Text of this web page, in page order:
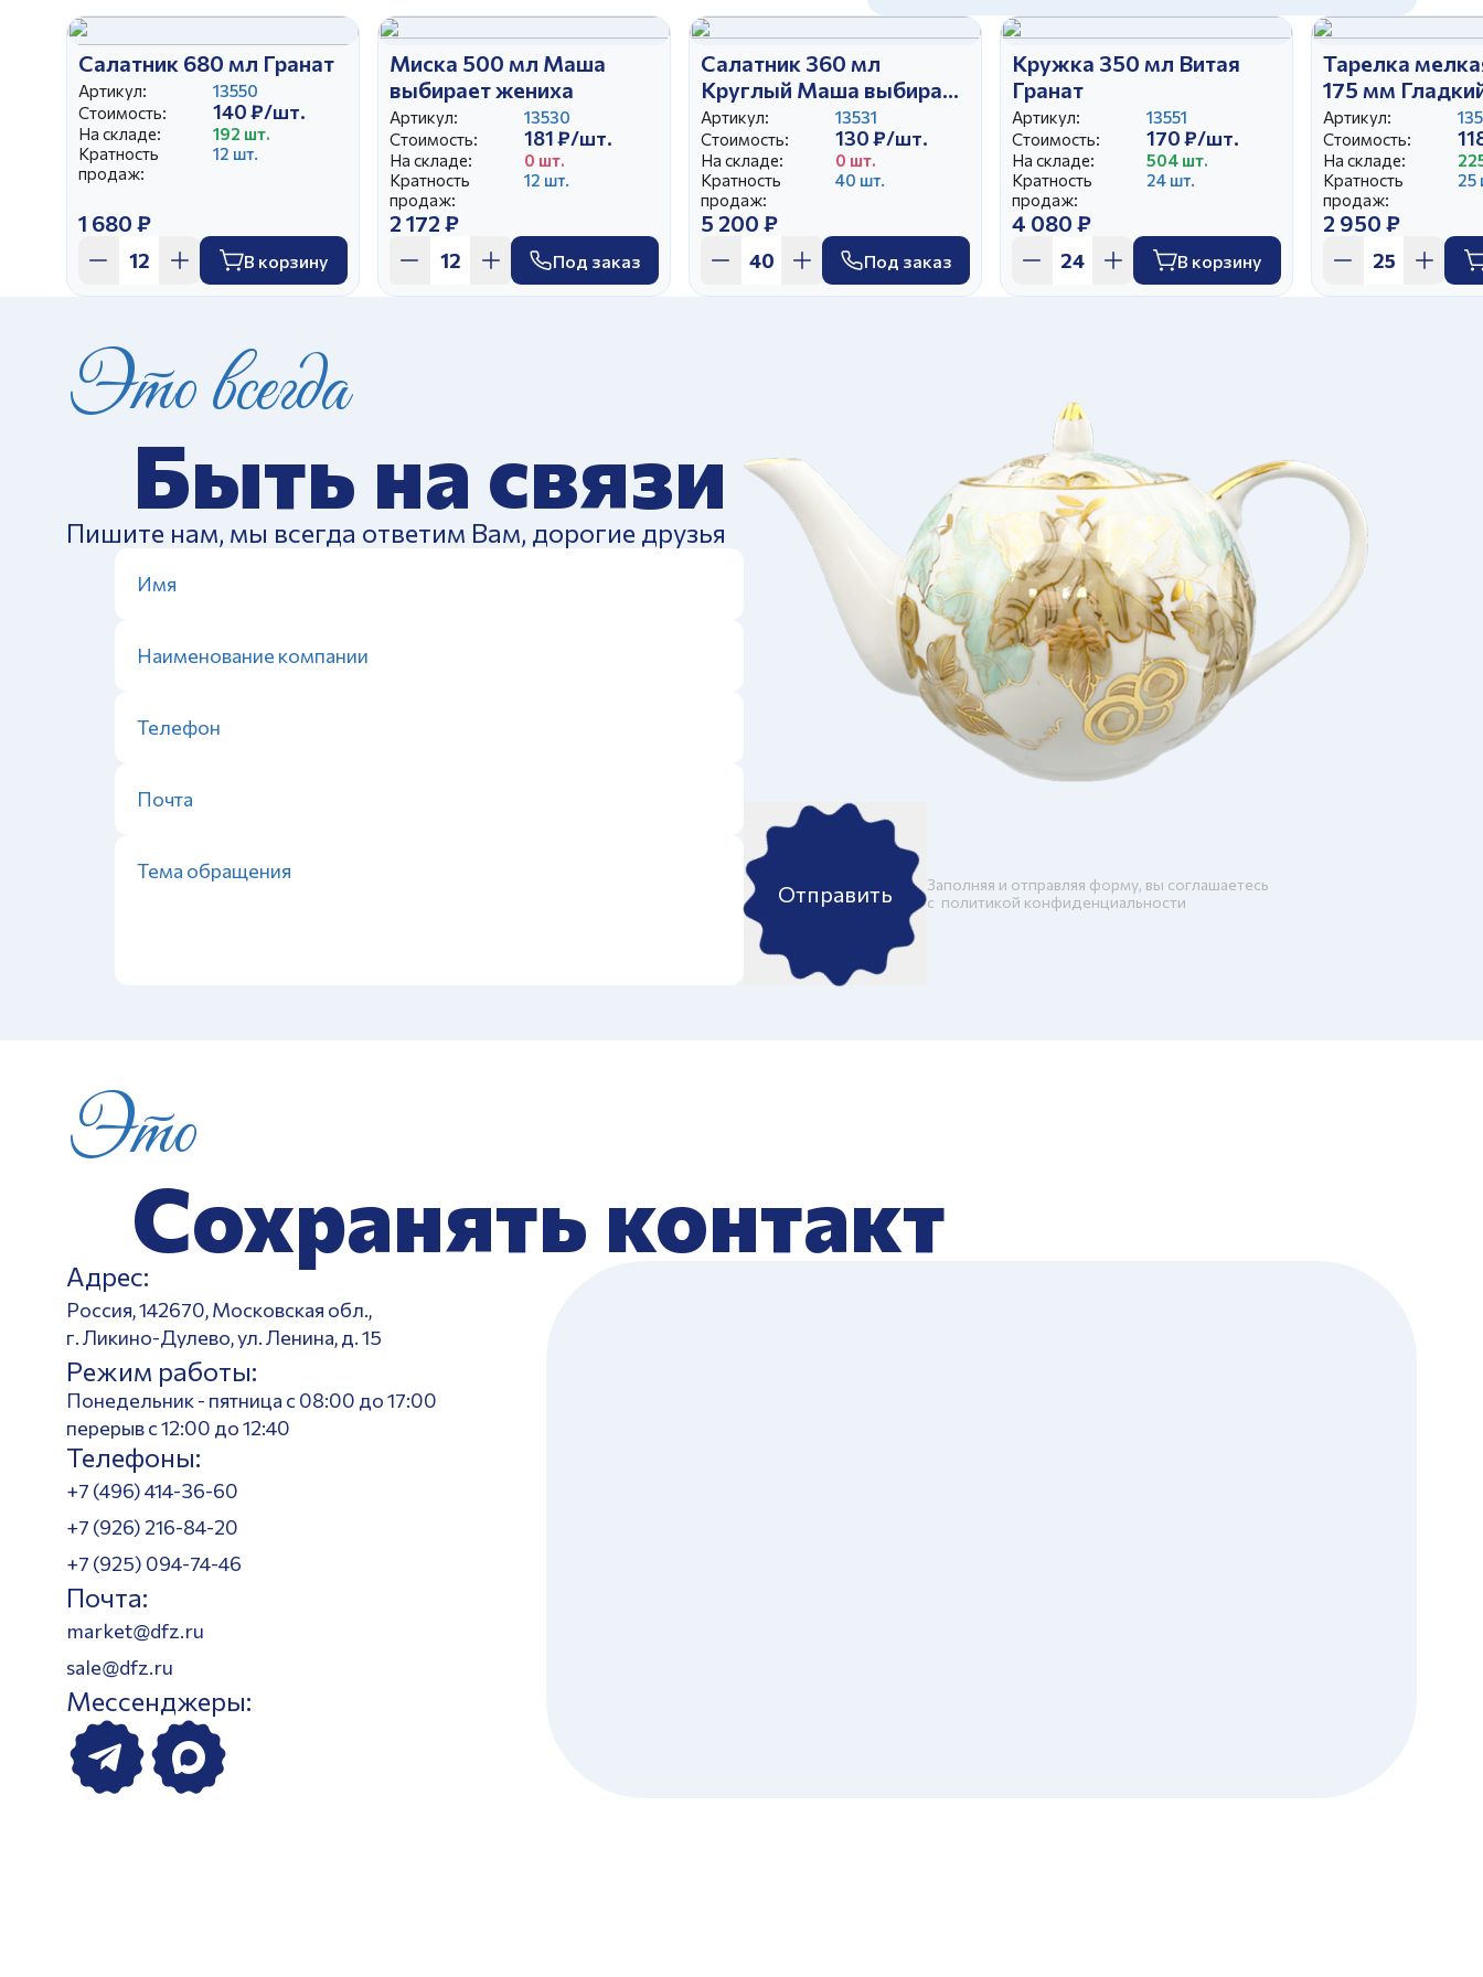
Салатник 680 мл Гранат
Артикул:
13550
Стоимость:
140 ₽/шт.
На складе:
192 шт.
Кратность
продаж:
12 шт.
1 680 ₽
В корзину
Миска 500 мл Маша
выбирает жениха
Артикул:
13530
Стоимость:
181 ₽/шт.
На складе:
0 шт.
Кратность
продаж:
12 шт.
2 172 ₽
Под заказ
Салатник 360 мл
Круглый Маша выбирает
жениха
Артикул:
13531
Стоимость:
130 ₽/шт.
На складе:
0 шт.
Кратность
продаж:
40 шт.
5 200 ₽
Под заказ
Кружка 350 мл Витая
Гранат
Артикул:
13551
Стоимость:
170 ₽/шт.
На складе:
504 шт.
Кратность
продаж:
24 шт.
4 080 ₽
В корзину
Тарелка
175 мм
Маша
(25)
Артикул:
Стоимость:
На складе:
Кратность
продаж:
25
2 950 ₽
Это всегда
Быть на связи
Пишите нам, мы всегда ответим Вам, дорогие друзья
Отправить
Заполняя и отправляя форму, вы соглашаетесь
c политикой конфиденциальности
Это
Сохранять контакт
Адрес:
Россия, 142670, Московская обл.,
г. Ликино-Дулево, ул. Ленина, д. 15
Режим работы:
Понедельник - пятница с 08:00 до 17:00
перерыв с 12:00 до 12:40
Телефоны:
+7 (496) 414-36-60
+7 (926) 216-84-20
+7 (925) 094-74-46
Почта:
market@dfz.ru
sale@dfz.ru
Мессенджеры: